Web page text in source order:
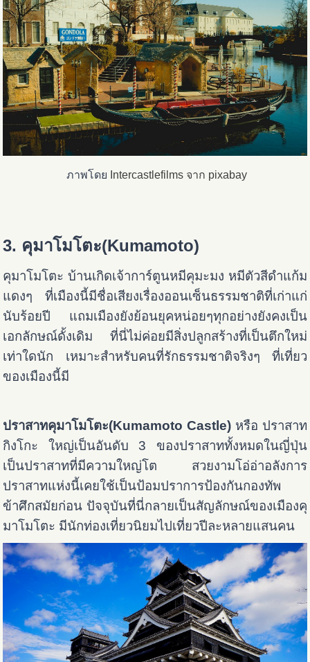
ภาพโดย Intercastlefilms จาก pixabay
3. คุมาโมโตะ(Kumamoto)
คุมาโมโตะ บ้านเกิดเจ้าการ์ตูนหมีคุมะมง หมีตัวสีดำแก้ม
แดงๆ ที่เมืองนี้มีชื่อเสียงเรื่องออนเซ็นธรรมชาติที่เก่าแก่
นับร้อยปี แถมเมืองยังย้อนยุคหน่อยๆทุกอย่างยังคงเป็น
เอกลักษณ์ดั้งเดิม ที่นี่ไม่ค่อยมีสิ่งปลูกสร้างที่เป็นตึกใหม่
เท่าใดนัก เหมาะสำหรับคนที่รักธรรมชาติจริงๆ ที่เที่ยว
ของเมืองนี้มี
ปราสาทคุมาโมโตะ(Kumamoto Castle) หรือ ปราสาท
กิงโกะ ใหญ่เป็นอันดับ 3 ของปราสาททั้งหมดในญี่ปุ่น
เป็นปราสาทที่มีความใหญ่โต สวยงามโอ่อ่าอลังการ
ปราสาทแห่งนี้เคยใช้เป็นป้อมปราการป้องกันกองทัพ
ข้าศึกสมัยก่อน ปัจจุบันที่นี่กลายเป็นสัญลักษณ์ของเมืองคุ
มาโมโตะ มีนักท่องเที่ยวนิยมไปเที่ยวปีละหลายแสนคน